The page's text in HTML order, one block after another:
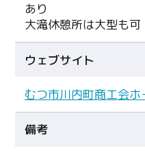
あり
大滝休憩所は大型も可
ウェブサイト
むつ市川内町商工会
備考